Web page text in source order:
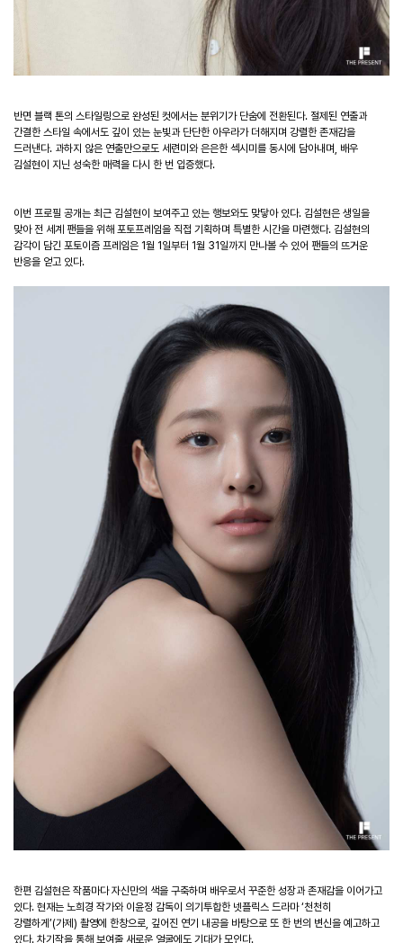
반면 블랙 톤의 스타일링으로 완성된 컷에서는 분위기가 단숨에 전환된다. 절제된 연출과
간결한 스타일 속에서도 깊이 있는 눈빛과 단단한 아우라가 더해지며 강렬한 존재감을
드러낸다. 과하지 않은 연출만으로도 세련미와 은은한 섹시미를 동시에 담아내며, 배우
김설현이 지닌 성숙한 매력을 다시 한 번 입증했다.
이번 프로필 공개는 최근 김설현이 보여주고 있는 행보와도 맞닿아 있다. 김설현은 생일을
맞아 전 세계 팬들을 위해 포토프레임을 직접 기획하며 특별한 시간을 마련했다. 김설현의
감각이 담긴 포토이즘 프레임은 1월 1일부터 1월 31일까지 만나볼 수 있어 팬들의 뜨거운
반응을 얻고 있다.
한편 김설현은 작품마다 자신만의 색을 구축하며 배우로서 꾸준한 성장과 존재감을 이어가고
있다. 현재는 노희경 작가와 이윤정 감독이 의기투합한 넷플릭스 드라마 ‘천천히
강렬하게’(가제) 촬영에 한창으로, 깊어진 연기 내공을 바탕으로 또 한 번의 변신을 예고하고
있다. 차기작을 통해 보여줄 새로운 얼굴에도 기대가 모인다.